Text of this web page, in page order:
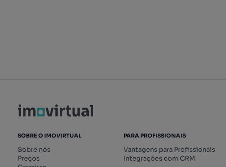
SOBRE O IMOVIRTUAL
Sobre nós
Preços
PARA PROFISSIONAIS
Vantagens para Profissionais
Integrações com CRM